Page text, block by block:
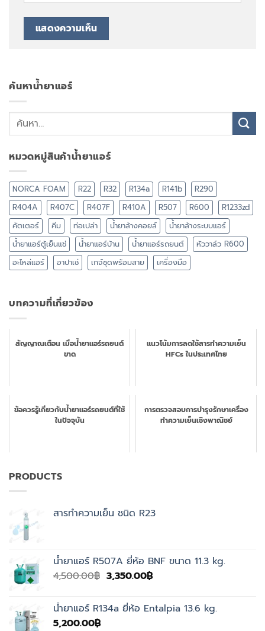
ค้นหาน้ำยาแอร์
หมวดหมู่สินค้าน้ำยาแอร์
NORCA FOAM R22 R32 R134a R141b
R290
R404A
R407C R407F R410A R507 R600
R1233zd
คัตเตอร์
คีม ท่อเปล่า น้ำยาล้างคอยล์
น้ำยาล้างระบบแอร์
น้ำยาแอร์ตู้เย็นแช่
น้ำยาแอร์บ้าน น้ำยาแอร์รถยนต์
หัววาล์ว R600
อะไหล่แอร์
อาปาเช่ เกจ์ชุดพร้อมสาย เครื่องมือ
บทความที่เกี่ยวข้อง
สัญญาณเตือน เมื่อน้ำยาแอร์รถยนต์
ขาด
แนวโน้มการลดใช้สารทำความเย็น
HFCs ในประเทศไทย
ข้อควรรู้เกี่ยวกับน้ำยาแอร์รถยนต์ที่ใช้
ในปัจจุบัน
การตรวจสอบการบำรุงรักษาเครื่อง
ทำความเย็นเชิงพาณิชย์
PRODUCTS
สารทำความเย็น ชนิด R23
น้ำยาแอร์ R507A ยี่ห้อ BNF ขนาด 11.3 kg.
4,500.00฿ Original
4,500.00฿.
3,350.00฿Current
3,350.00฿.
น้ำยาแอร์ R134a ยี่ห้อ Entalpia 13.6 kg.
5,200.00฿